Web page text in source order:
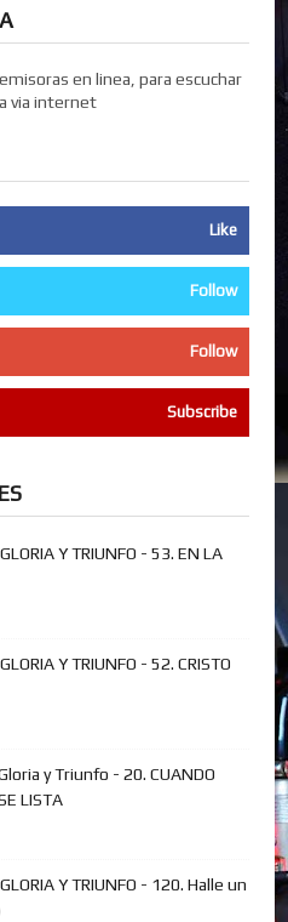
en linea, para escuchar
via internet
Like
Follow
Follow
Subscribe
Y TRIUNFO - 53. EN LA
Y TRIUNFO - 52. CRISTO
y Triunfo - 20. CUANDO
LISTA
Y TRIUNFO - 120. Halle un